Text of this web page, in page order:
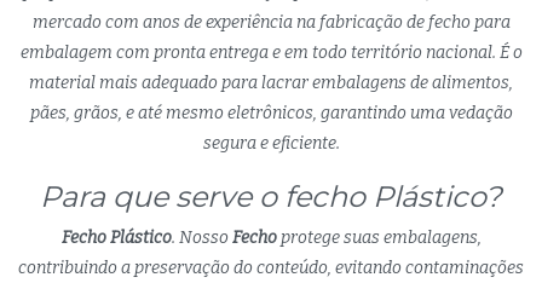
mercado com anos de experiência na fabricação de fecho para
embalagem com pronta entrega e em todo território nacional. É o
material mais adequado para lacrar embalagens de alimentos,
pães, grãos, e até mesmo eletrônicos, garantindo uma vedação
segura e eficiente.
Para que serve o fecho Plástico?
Fecho Plástico. Nosso Fechoprotege suas embalagens,
contribuindo a preservação do conteúdo, evitando contaminações